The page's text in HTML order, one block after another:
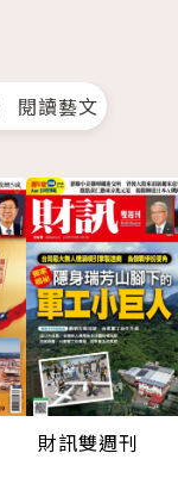
閱讀藝文
財訊雙週刊